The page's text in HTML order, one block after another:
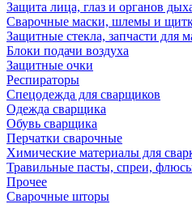
Защита лица, глаз и органов
Сварочные маски, шлемы и
Защитные стекла, запчасти для
Блоки подачи воздуха
Защитные очки
Респираторы
Спецодежда для сварщиков
Одежда сварщика
Обувь сварщика
Перчатки сварочные
Химические материалы для
Травильные пасты, спреи,
Прочее
Сварочные шторы